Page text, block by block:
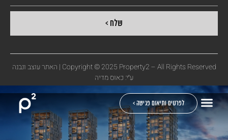
שלח >
Copyright © 2025 Property2 – All Rights Reserved | האתר עוצב ונבנה
ע״י: כאוס מדיה
לפרטים ותיאום פגישה >